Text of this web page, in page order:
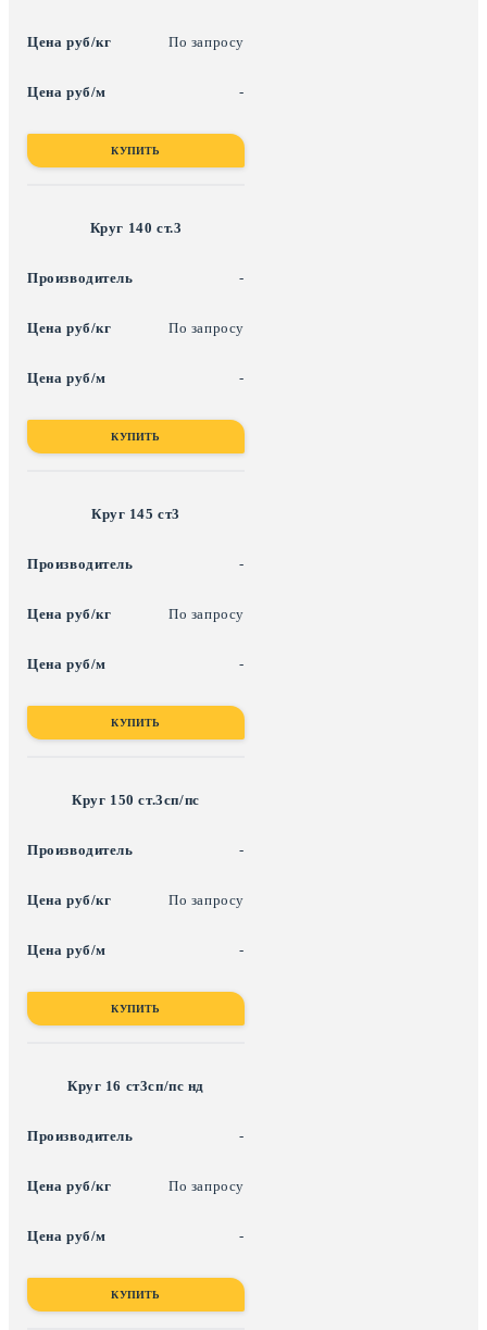
По запросу
-
КУПИТЬ
Круг 140 ст.3
-
По запросу
-
КУПИТЬ
Круг 145 ст3
-
По запросу
-
КУПИТЬ
Круг 150 ст.3сп/пс
-
По запросу
-
КУПИТЬ
Круг 16 ст3сп/пс нд
-
По запросу
-
КУПИТЬ